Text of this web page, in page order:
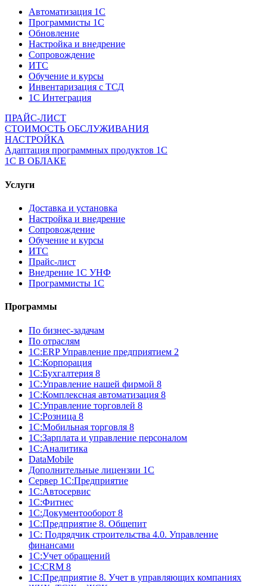
Автоматизация 1С
Программисты 1С
Обновление
Настройка и внедрение
Сопровождение
ИТС
Обучение и курсы
Инвентаризация с ТСД
1С Интеграция
ПРАЙС-ЛИСТ
СТОИМОСТЬ ОБСЛУЖИВАНИЯ
НАСТРОЙКА
Адаптация программных продуктов 1С
1С В ОБЛАКЕ
Услуги
Доставка и установка
Настройка и внедрение
Сопровождение
Обучение и курсы
ИТС
Прайс-лист
Внедрение 1С УНФ
Программисты 1С
Программы
По бизнес-задачам
По отраслям
1C:ERP Управление предприятием 2
1С:Корпорация
1С:Бухгалтерия 8
1С:Управление нашей фирмой 8
1С:Комплексная автоматизация 8
1С:Управление торговлей 8
1С:Розница 8
1С:Мобильная торговля 8
1С:Зарплата и управление персоналом
1С:Аналитика
DataMobile
Дополнительные лицензии 1С
Сервер 1С:Предприятие
1С:Автосервис
1С:Фитнес
1С:Документооборот 8
1С:Предприятие 8. Общепит
1С: Подрядчик строительства 4.0. Управление
финансами
1С:Учет обращений
1C:CRM 8
1С:Предприятие 8. Учет в управляющих компаниях